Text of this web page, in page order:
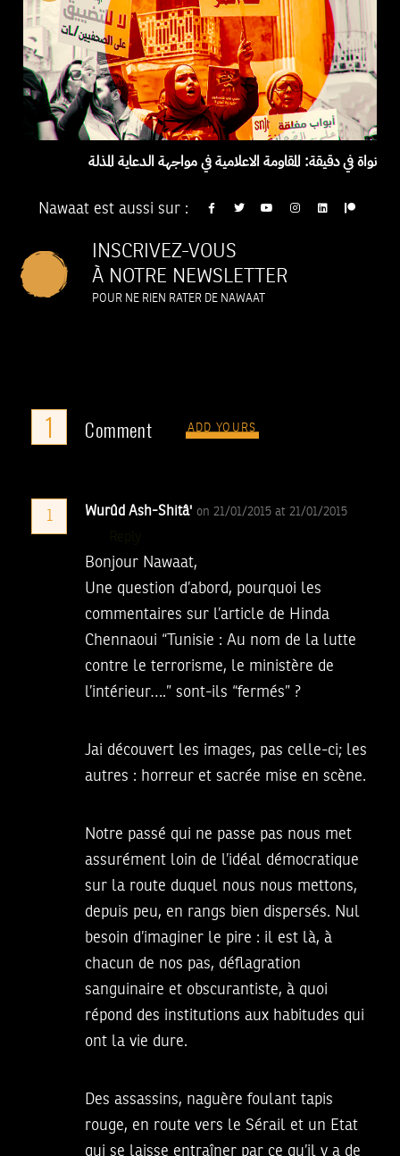
نواة في دقيقة: المقاومة الاعلامية في مواجهة الدعاية المذلة
Nawaat est aussi sur :
INSCRIVEZ-VOUS
À NOTRE NEWSLETTER
POUR NE RIEN RATER DE NAWAAT
1 Comment ADD YOURS
1 Wurûd Ash-Shitâ' on 21/01/2015 at 21/01/2015
Bonjour Nawaat,
Une question d’abord, pourquoi les
commentaires sur l’article de Hinda
Chennaoui “Tunisie : Au nom de la lutte
contre le terrorisme, le ministère de
l’intérieur….” sont-ils “fermés” ?
Jai découvert les images, pas celle-ci; les
autres : horreur et sacrée mise en scène.
Notre passé qui ne passe pas nous met
assurément loin de l’idéal démocratique
sur la route duquel nous nous mettons,
depuis peu, en rangs bien dispersés. Nul
besoin d’imaginer le pire : il est là, à
chacun de nos pas, déflagration
sanguinaire et obscurantiste, à quoi
répond des institutions aux habitudes qui
ont la vie dure.
Des assassins, naguère foulant tapis
rouge, en route vers le Sérail et un Etat
qui se laisse entraîner par ce qu’il y a de